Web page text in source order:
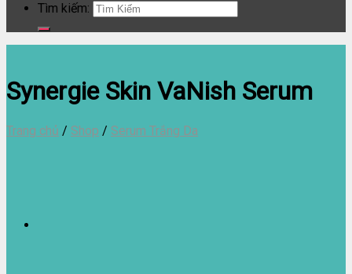
Tìm kiếm:
Synergie Skin VaNish Serum
Trang chủ / Shop / Serum Trắng Da